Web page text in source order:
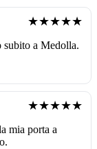
★★★★★
subito a Medolla.
★★★★★
mia porta a